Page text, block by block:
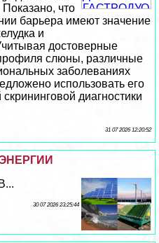
что
барьера имеют значение
и
достоверные
слюны, различные
заболеваниях
использовать его
диагностики
31 07 2026 12:20:52
30 07 2026 23:25:44